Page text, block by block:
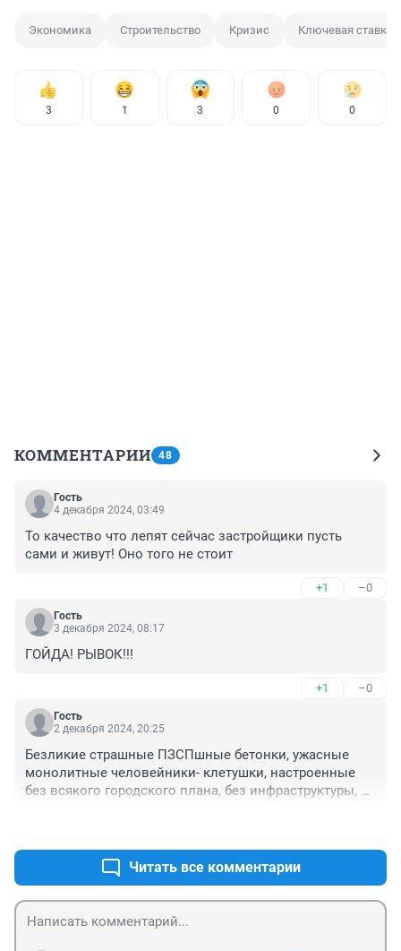
Экономика Строительство Кризис Ключевая ставка
3 1 3 0 0
КОММЕНТАРИИ 48
Гость
4 декабря 2024, 03:49
То качество что лепят сейчас застройщики пусть
сами и живут! Оно того не стоит
+1 –0
Гость
3 декабря 2024, 08:17
ГОЙДА! РЫВОК!!!
+1 –0
Гость
2 декабря 2024, 20:25
Безликие страшные ПЗСПшные бетонки, ужасные
монолитные человейники- клетушки, настроенные
без всякого городского плана, без инфраструктуры,
застройка для семейных жителей Перми? Для кого и
для чего все это громоздится? Временщикам тут не
жить, скоро все свалят.
Читать все комментарии